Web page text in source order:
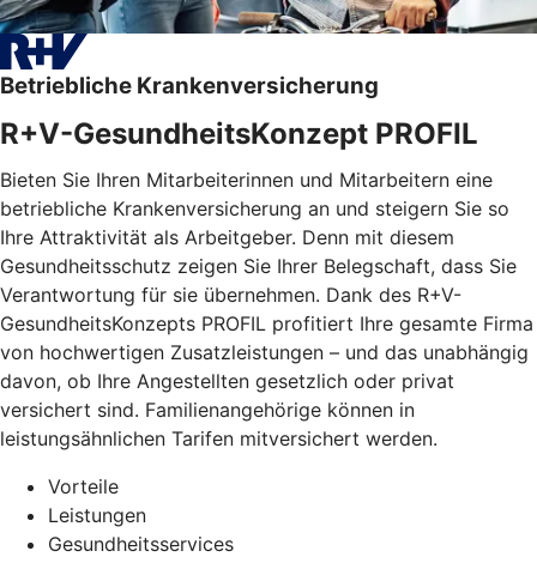
Betriebliche Krankenversicherung
R+V-GesundheitsKonzept PROFIL
Bieten Sie Ihren Mitarbeiterinnen und Mitarbeitern eine
betriebliche Krankenversicherung an und steigern Sie so
Ihre Attraktivität als Arbeitgeber. Denn mit diesem
Gesundheitsschutz zeigen Sie Ihrer Belegschaft, dass Sie
Verantwortung für sie übernehmen. Dank des R+V-
GesundheitsKonzepts PROFIL profitiert Ihre gesamte Firma
von hochwertigen Zusatzleistungen – und das unabhängig
davon, ob Ihre Angestellten gesetzlich oder privat
versichert sind. Familienangehörige können in
leistungsähnlichen Tarifen mitversichert werden.
Vorteile
Leistungen
Gesundheitsservices